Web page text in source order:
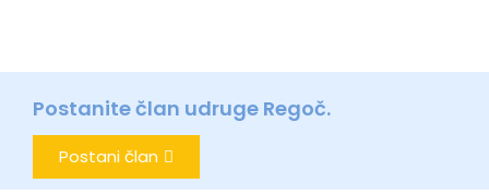
Postanite član udruge Regoč.
Postani član